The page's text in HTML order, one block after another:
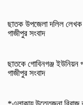
ছাতক উপজেলা দলিল লেখক
গাজীপুর সংবাদ
ছাতকে গোবিনগঞ্জ ইউনিয়ন
গাজীপুর সংবাদ